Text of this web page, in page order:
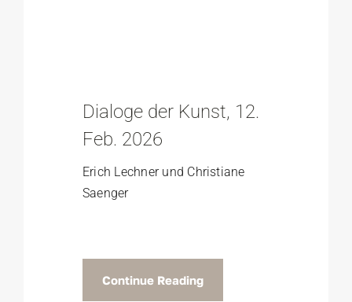
Dialoge der Kunst, 12.
Feb. 2026
Erich Lechner und Christiane
Saenger
Continue Reading